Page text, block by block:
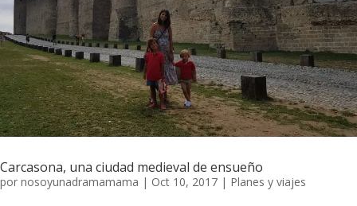
Carcasona, una ciudad medieval de ensueño
por nosoyunadramamama | Oct 10, 2017 | Planes y viajes